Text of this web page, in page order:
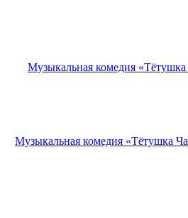
Музыкальная комедия «Тётушка
Музыкальная комедия «Тётушка